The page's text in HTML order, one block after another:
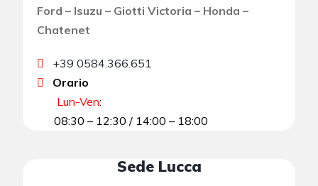
Ford – Isuzu – Giotti Victoria – Honda –
Chatenet
+39 0584.366.651
Orario
Lun-Ven:
08:30 – 12:30 / 14:00 – 18:00
Sede Lucca